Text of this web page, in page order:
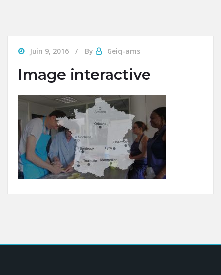
Juin 9, 2016 By Geiq-ams
Image interactive